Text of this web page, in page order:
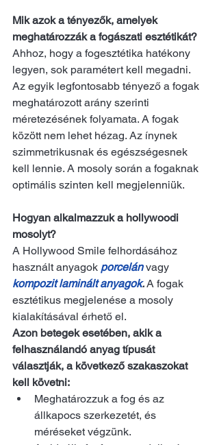
Mik azok a tényezők, amelyek
meghatározzák a fogászati ​​esztétikát?
Ahhoz, hogy a fogesztétika hatékony
legyen, sok paramétert kell megadni.
Az egyik legfontosabb tényező a fogak
meghatározott arány szerinti
méretezésének folyamata. A fogak
között nem lehet hézag. Az ínynek
szimmetrikusnak és egészségesnek
kell lennie. A mosoly során a fogaknak
optimális szinten kell megjelenniük.
Hogyan alkalmazzuk a hollywoodi
mosolyt?
A Hollywood Smile felhordásához
használt anyagok porcelán vagy
kompozit laminált anyagok. A fogak
esztétikus megjelenése a mosoly
kialakításával érhető el.
Azon betegek esetében, akik a
felhasználandó anyag típusát
választják, a következő szakaszokat
kell követni:
Meghatározzuk a fog és az
állkapocs szerkezetét, és
méréseket végzünk.